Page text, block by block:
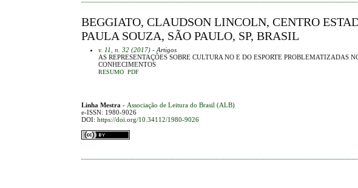
BEGGIATO, CLAUDSON LINCOLN, CENTRO
PAULA SOUZA, SÃO PAULO, SP, BRASIL
v. 11, n. 32 (2017) - Artigos
AS REPRESENTAÇÕES SOBRE CULTURA NO E DO ESPORTE
CONHECIMENTOS
RESUMO PDF
Linha Mestra- Associação de Leitura do Brasil (ALB)
e-ISSN: 1980-9026
DOI:https://doi.org/10.34112/1980-9026